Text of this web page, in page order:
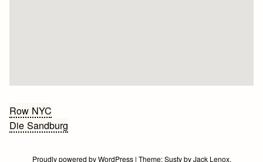
Bericht
navigatie
Row NYC
Die Sandburg
Proudly powered by WordPress | Theme:SustybyJack Lenox.